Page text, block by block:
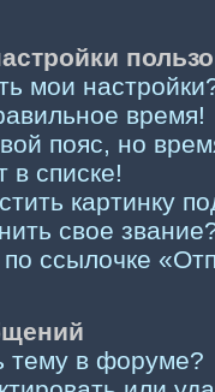
мои
время!
пояс, но
в списке!
картинку
свое
ссылочке
тему в форуме?